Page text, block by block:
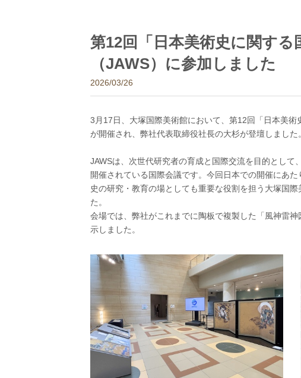
第12回「日本美術史に関する
（JAWS）に参加しました
2026/03/26
3月17日、大塚国際美術館において、第12回「日本美術
が開催され、弊社代表取締役社長の大杉が登壇しました。
JAWSは、次世代研究者の育成と国際交流を目的とし
開催されている国際会議です。今回日本での開催にあ
史の研究・教育の場としても重要な役割を担う大塚国
た。
会場では、弊社がこれまでに陶板で複製した「風神雷
示しました。